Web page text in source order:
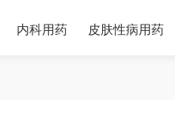
内科用药 皮肤性病用药